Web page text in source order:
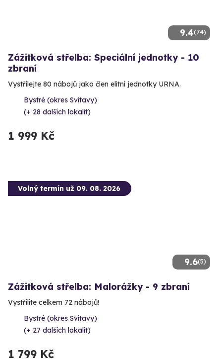
9.4(74)
Zážitková střelba: Speciální jednotky - 10
zbraní
Vystřílejte 80 nábojů jako člen elitní jednotky URNA.
Bystré (okres Svitavy)
(+ 28 dalších lokalit)
1 999 Kč
9.6(5)
Volný termín už 09. 08. 2026
Zážitková střelba: Malorážky - 9 zbraní
Vystřílíte celkem 72 nábojů!
Bystré (okres Svitavy)
(+ 27 dalších lokalit)
1 799 Kč